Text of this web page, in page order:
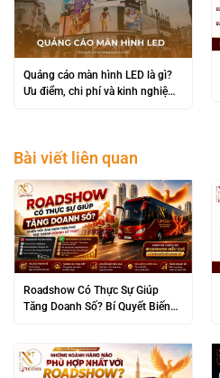
Quảng cáo màn hình LED là gì?
Ưu điểm, chi phí và kinh nghiệm
Bài viết liên quan
Roadshow Có Thực Sự Giúp
Tăng Doanh Số? Bí Quyết Biến